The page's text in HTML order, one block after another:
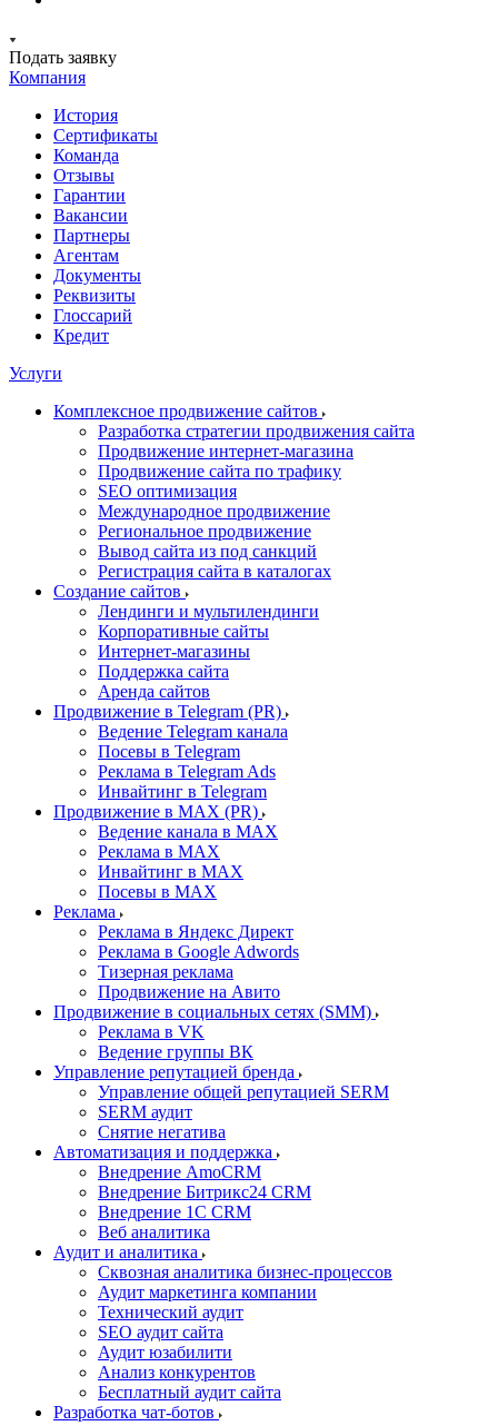
Подать заявку
Компания
История
Сертификаты
Команда
Отзывы
Гарантии
Вакансии
Партнеры
Агентам
Документы
Реквизиты
Глоссарий
Кредит
Услуги
Комплексное продвижение сайтов
Разработка стратегии продвижения сайта
Продвижение интернет-магазина
Продвижение сайта по трафику
SEO оптимизация
Международное продвижение
Региональное продвижение
Вывод сайта из под санкций
Регистрация сайта в каталогах
Создание сайтов
Лендинги и мультилендинги
Корпоративные сайты
Интернет-магазины
Поддержка сайта
Аренда сайтов
Продвижение в Telegram (PR)
Ведение Telegram канала
Посевы в Telegram
Реклама в Telegram Ads
Инвайтинг в Telegram
Продвижение в MAX (PR)
Ведение канала в MAX
Реклама в MAX
Инвайтинг в MAX
Посевы в MAX
Реклама
Реклама в Яндекс Директ
Реклама в Google Adwords
Тизерная реклама
Продвижение на Авито
Продвижение в социальных сетях (SMM)
Реклама в VK
Ведение группы ВК
Управление репутацией бренда
Управление общей репутацией SERM
SERM аудит
Снятие негатива
Автоматизация и поддержка
Внедрение AmoCRM
Внедрение Битрикс24 CRM
Внедрение 1C CRM
Веб аналитика
Аудит и аналитика
Сквозная аналитика бизнес-процессов
Аудит маркетинга компании
Технический аудит
SEO аудит сайта
Аудит юзабилити
Анализ конкурентов
Бесплатный аудит сайта
Разработка чат-ботов